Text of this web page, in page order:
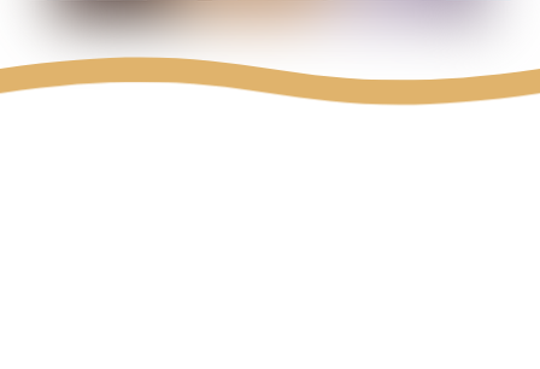
насолодитися миттю спокою:
просторі шезлонги, щоб зручно засмагати на
сонці;